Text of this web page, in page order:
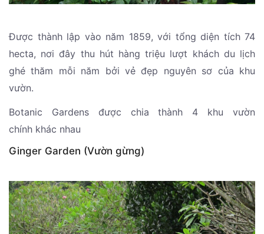
Được thành lập vào năm 1859, với tổng diện tích 74
hecta, nơi đây thu hút hàng triệu lượt khách du lịch
ghé thăm mỗi năm bởi vẻ đẹp nguyên sơ của khu
vườn.
Botanic Gardens được chia thành 4 khu vườn
chính khác nhau
Ginger Garden (Vườn gừng)